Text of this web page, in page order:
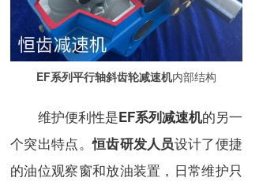
EF系列平行轴斜齿轮减速机内部结构
维护便利性是EF系列减速机的另一
个突出特点。恒齿研发人员设计了便捷
的油位观察窗和放油装置，日常维护只